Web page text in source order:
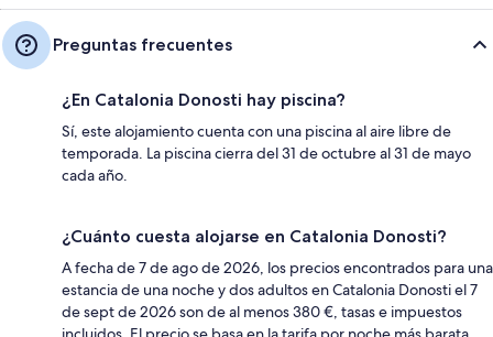
Preguntas frecuentes
¿En Catalonia Donosti hay piscina?
Sí, este alojamiento cuenta con una piscina al aire libre de
temporada. La piscina cierra del 31 de octubre al 31 de mayo
cada año.
¿Cuánto cuesta alojarse en Catalonia Donosti?
A fecha de 7 de ago de 2026, los precios encontrados para una
estancia de una noche y dos adultos en Catalonia Donosti el 7
de sept de 2026 son de al menos 380 €, tasas e impuestos